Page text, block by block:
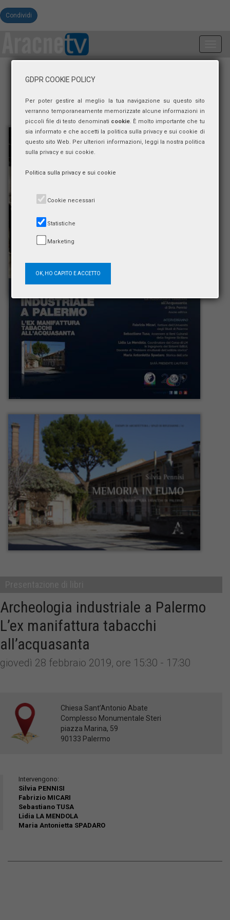
Condividi
Archeologia industriale a Palermo
L’ex manifattura tabacchi
all’acquasanta
giovedì 28 febbraio 2019, ore 15:30 - 17:30
Chiesa Sant’Antonio Abate
Complesso Monumentale Steri
piazza Marina, 59
90133 Palermo
Intervengono:
Silvia PENNISI
Fabrizio MICARI
Sebastiano TUSA
Lidia LA MENDOLA
Maria Antonietta SPADARO
GDPR COOKIE POLICY
Per poter gestire al meglio la tua navigazione su questo sito
verranno temporaneamente memorizzate alcune informazioni in
piccoli file di testo denominati cookie. È molto importante che tu
sia informato e che accetti la politica sulla privacy e sui cookie di
questo sito Web. Per ulteriori informazioni, leggi la nostra politica
sulla privacy e sui cookie.
Politica sulla privacy e sui cookie
Cookie necessari
Statistiche
Marketing
OK, HO CAPITO E ACCETTO